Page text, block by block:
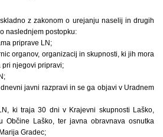
z zakonom o urejanju naselij in drugih
naslednjem postopku:
priprave LN;
organov, organizacij in skupnosti, ki jih mora
pri njegovi pripravi;
javni razpravi in se ga objavi v Uradnem
ki traja 30 dni v Krajevni skupnosti Laško,
Občine Laško, ter javna obravnava osnutka
Gradec;